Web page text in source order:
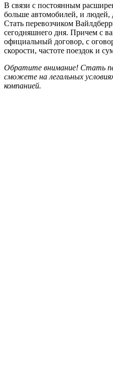
В связи с постоянным
больше автомобилей, и людей,
Стать перевозчиком
сегодняшнего дня. Причем с
официальный договор, с
скорости, частоте поездок и
Обратите внимание! Стать
сможете на легальных
компанией.